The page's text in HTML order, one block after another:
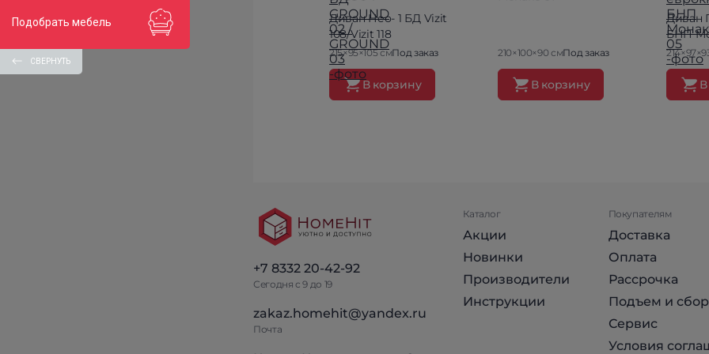
Диван Нео- 1 БД Vizit
108/Vizit 118
215×95×105 смПод заказ
В корзину
210×100×90 смПод заказ
В корзину
Диван
БНП
+7 8332 20-42-92
Сегодня с 9 до 19
zakaz.homehit@yandex.ru
Почта
Каталог
Акции
Новинки
Производители
Инструкции
Покупателям
Доставка
Оплата
Рассрочка
Подъем и
Сервис
Условия
Подобрать мебель
СВЕРНУТЬ